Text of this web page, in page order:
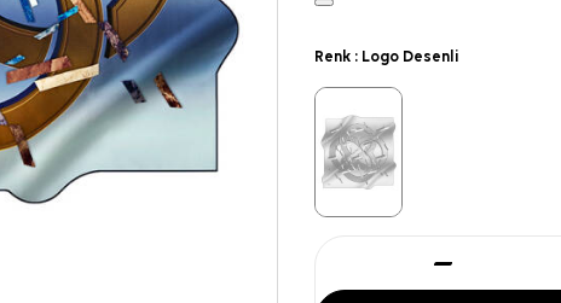
Renk : Logo Desenli